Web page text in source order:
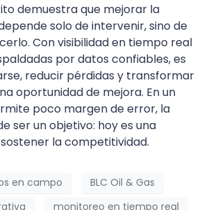
demuestra que mejorar la
solo de intervenir, sino de
Con visibilidad en tiempo real
por datos confiables, es
reducir pérdidas y transformar
oportunidad de mejora. En un
poco margen de error, la
ser un objetivo: hoy es una
la competitividad.
en campo
BLC Oil & Gas
monitoreo en tiempo real